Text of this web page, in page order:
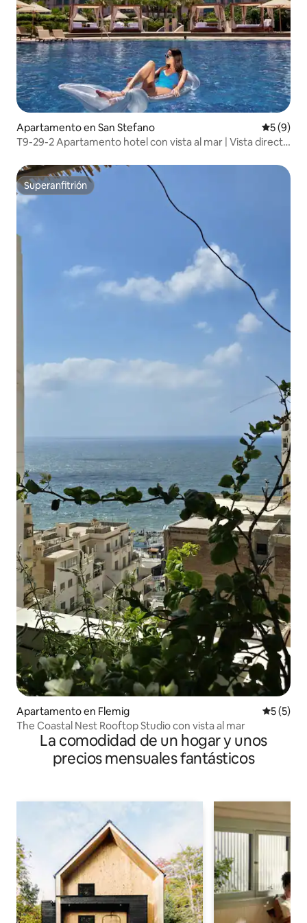
Apartamento en San Stefano
5 (9)
T9-29-2 Apartamento hotel con vista al mar | Vista directa
Superanfitrión
Superanfitrión
Apartamento en Flemig
5 (5)
The Coastal Nest Rooftop Studio con vista al mar
La comodidad de un hogar y unos
precios mensuales fantásticos